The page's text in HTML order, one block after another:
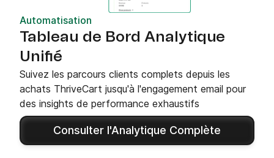
Automatisation
Tableau de Bord Analytique
Unifié
Suivez les parcours clients complets depuis les
achats ThriveCart jusqu'à l'engagement email pour
des insights de performance exhaustifs
Consulter l'Analytique Complète